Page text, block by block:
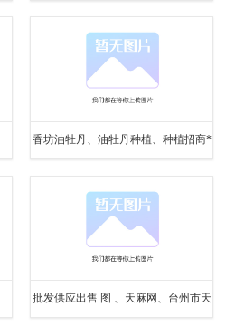
香坊油牡丹、油牡丹种植、种植招商*
批发供应出售 图 、天麻网、台州市天